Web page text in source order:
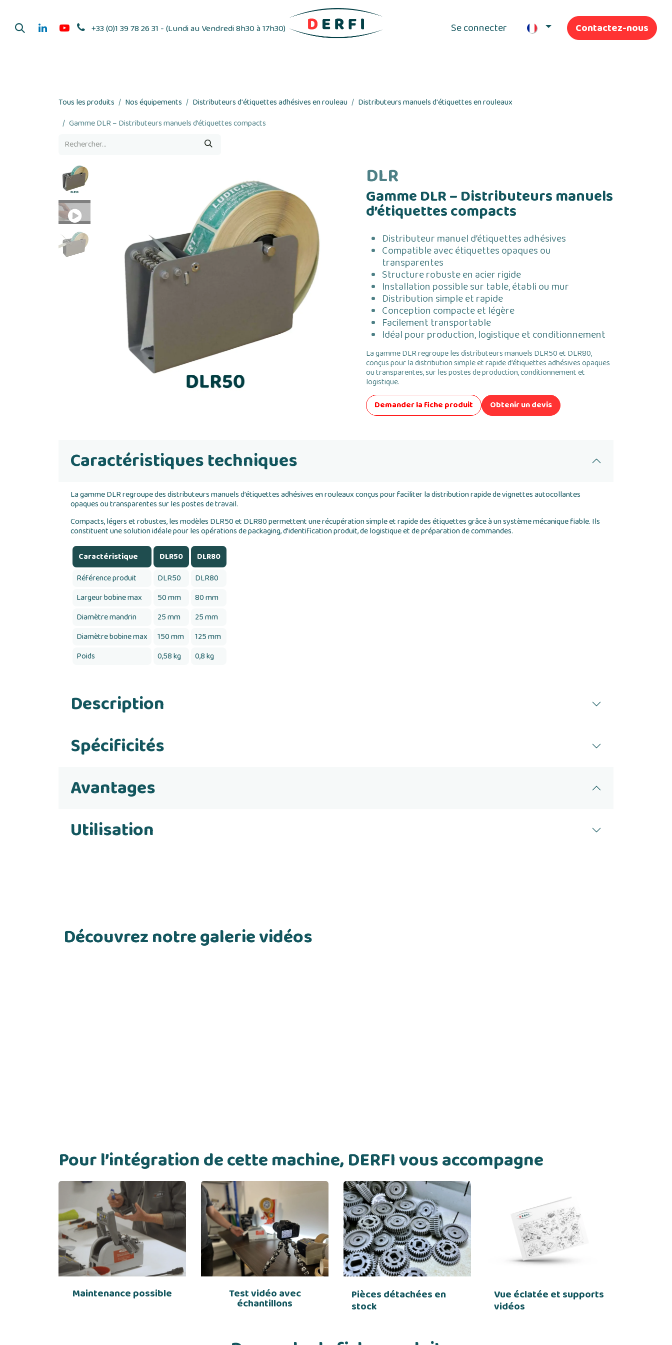
+33 (0)1 39 78 26 31 - (Lundi au Vendredi 8h30 à 17h30) Se connecter Contactez-nous
Tous les produits Nos équipements Distributeurs d'étiquettes adhésives en rouleau
Distributeurs manuels d'étiquettes en rouleaux
Gamme DLR – Distributeurs manuels d’étiquettes compacts
DLR
Gamme DLR – Distributeurs manuels
d’étiquettes compacts
Distributeur manuel d’étiquettes adhésives
Compatible avec étiquettes opaques ou
transparentes
Structure robuste en acier rigide
Installation possible sur table, établi ou mur
Distribution simple et rapide
Conception compacte et légère
Facilement transportable
Idéal pour production, logistique et conditionnement
La gamme DLR regroupe les distributeurs manuels DLR50 et DLR80,
conçus pour la distribution simple et rapide d’étiquettes adhésives opaques
ou transparentes, sur les postes de production, conditionnement et
logistique.
Demander la fiche produit
Obtenir un devis
Caractéristiques techniques
La gamme DLR regroupe des distributeurs manuels d’étiquettes adhésives en rouleaux conçus pour faciliter la distribution rapide de vignettes autocollantes
opaques ou transparentes sur les postes de travail.
Compacts, légers et robustes, les modèles DLR50 et DLR80 permettent une récupération simple et rapide des étiquettes grâce à un système mécanique fiable. Ils
constituent une solution idéale pour les opérations de packaging, d’identification produit, de logistique et de préparation de commandes.
Caractéristique DLR50
DLR80
Référence produit
DLR50
DLR80
Largeur bobine max
50 mm
80 mm
Diamètre mandrin
25 mm
25 mm
Diamètre bobine max
150 mm
125 mm
Poids
0,58 kg 0,8 kg
Description
Spécificités
Avantages
Utilisation
Découvrez notre galerie vidéos
Pour l’intégration de cette machine, DERFI vous accompagne
Maintenance possible Test vidéo avec
échantillons
Pièces détachées en
stock
Vue éclatée et supports
vidéos